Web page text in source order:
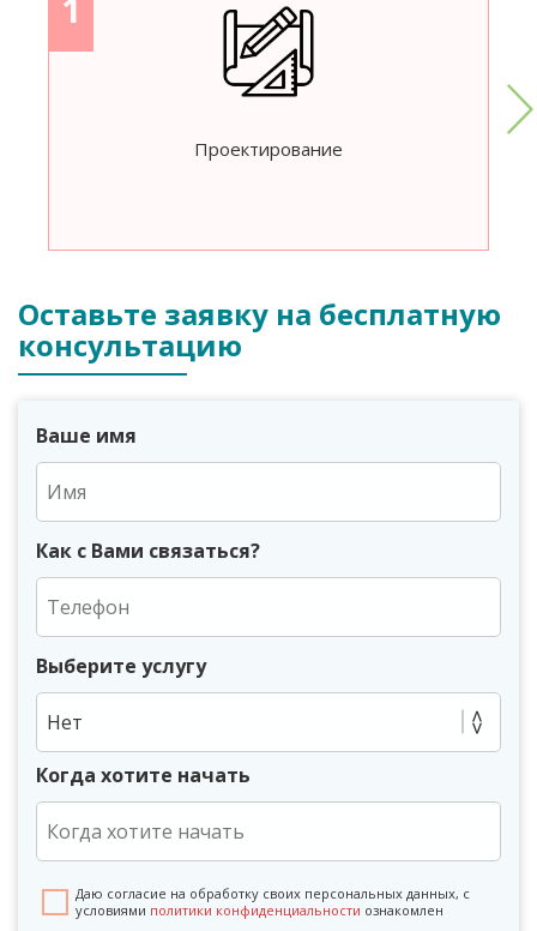
Проектирование
Оставьте заявку на бесплатную
консультацию
Ваше имя
Как с Вами связаться?
Выберите услугу
Нет
Когда хотите начать
Даю согласие на обработку своих персональных данных, с
условиями политики конфиденциальности ознакомлен